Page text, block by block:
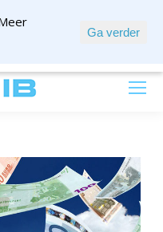
Ga verder